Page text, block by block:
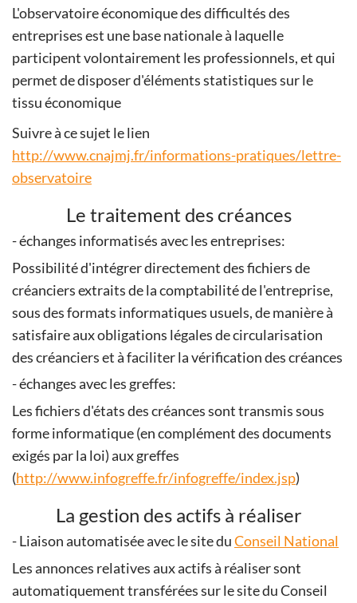
L'observatoire économique des difficultés des
entreprises est une base nationale à laquelle
participent volontairement les professionnels, et qui
permet de disposer d'éléments statistiques sur le
tissu économique
Suivre à ce sujet le lien
http://www.cnajmj.fr/informations-pratiques/lettre-
observatoire
Le traitement des créances
- échanges informatisés avec les entreprises:
Possibilité d'intégrer directement des fichiers de
créanciers extraits de la comptabilité de l'entreprise,
sous des formats informatiques usuels, de manière à
satisfaire aux obligations légales de circularisation
des créanciers et à faciliter la vérification des créances
- échanges avec les greffes:
Les fichiers d'états des créances sont transmis sous
forme informatique (en complément des documents
exigés par la loi) aux greffes
(http://www.infogreffe.fr/infogreffe/index.jsp)
La gestion des actifs à réaliser
- Liaison automatisée avec le site duConseil National
Les annonces relatives aux actifs à réaliser sont
automatiquement transférées sur le site du Conseil